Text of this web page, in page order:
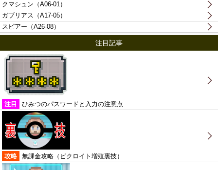
クマシュン（A06-01）
ガブリアス（A17-05）
スピアー（A26-08）
注目記事
注目 ひみつのパスワードと入力の注意点
攻略 無課金攻略（ピクロイト増殖裏技）